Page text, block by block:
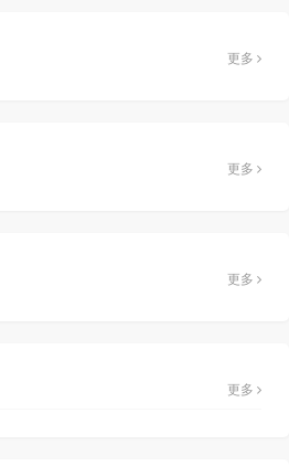
更多
更多
更多
更多